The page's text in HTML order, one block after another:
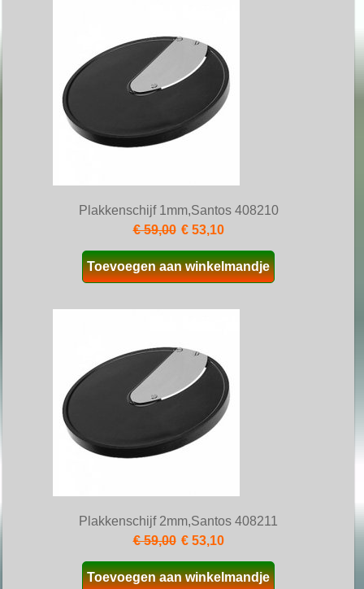
Plakkenschijf 1mm,Santos 408210
€ 59,00 € 53,10
Toevoegen aan winkelmandje
Plakkenschijf 2mm,Santos 408211
€ 59,00 € 53,10
Toevoegen aan winkelmandje